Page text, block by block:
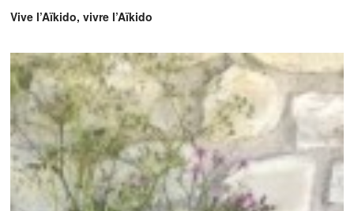
Vive l’Aïkido, vivre l’Aïkido